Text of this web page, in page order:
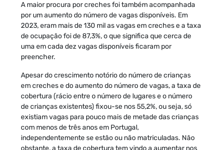
A maior procura por creches foi também acompanhada
por um aumento do número de vagas disponíveis. Em
2023, eram mais de 130 mil as vagas em creches e a taxa
de ocupação foi de 87,3%, o que significa que cerca de
uma em cada dez vagas disponíveis ficaram por
preencher.
Apesar do crescimento notório do número de crianças
em creches e do aumento do número de vagas, a taxa de
cobertura (rácio entre o número de lugares e o número
de crianças existentes) fixou-se nos 55,2%, ou seja, só
existiam vagas para pouco mais de metade das crianças
com menos de três anos em Portugal,
independentemente se estão ou não matriculadas. Não
obstante, a taxa de cobertura tem vindo a aumentar nos